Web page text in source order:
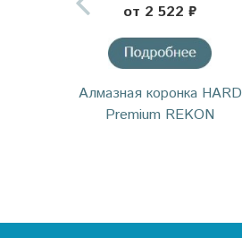
от 2 522 ₽
Алмазная коронка HARD
Premium REKON